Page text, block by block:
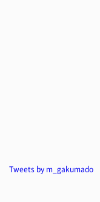
Tweets by m_gakumado